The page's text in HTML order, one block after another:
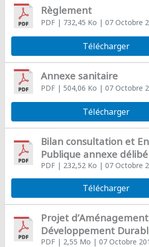
Règlement
PDF| 732,45 Ko | 07 Octobre
Télécharger
Annexe sanitaire
PDF| 504,06 Ko | 07 Octobre
Télécharger
Bilan consultation et
Publique annexe
PDF| 232,52 Ko | 07 Octobre
Télécharger
Projet
Développement
PDF| 2,55 Mo | 07 Octobre